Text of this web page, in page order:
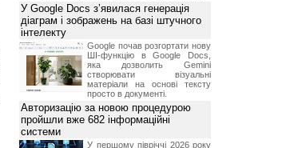
У Google Docs з’явилася генерація
діаграм і зображень на базі штучного
інтелекту
Google почав розгортати нову
ШІ-функцію в Google Docs,
яка дозволить Gemini
створювати візуальні
матеріали на основі тексту
просто в документі.
Авторизацію за новою процедурою
пройшли вже 682 інформаційні
системи
У першому півріччі 2026 року